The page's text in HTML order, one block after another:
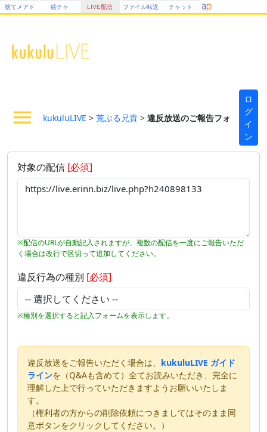
捨てメアド 絵チャ LIVE配信 ファイル転送 チャット
kukuluLIVE > 荒ぶる兄貴 > 違反放送のご報告フォーム
ロ
グ
イ
ン
対象の配信 [必須]
※配信のURLが自動記入されますが、複数の配信を一度にご報告いただ
く場合は改行で区切って追加してください。
違反行為の種別 [必須]
※種別を選択すると記入フォームを表示します。
違反放送をご報告いただく場合は、 kukuluLIVE ガイド
ラインを（Q&Aも含めて）全てお読みいただき、完全に
理解した上で行っていただきますようお願いいたしま
す。
（権利者の方からの削除依頼につきましてはそのまま同
意ボタンをクリックしてください。）